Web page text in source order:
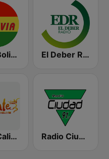
Radio Bolivia El Deber Radio
Radio Caliente 105.1 FM Radio Ciudad